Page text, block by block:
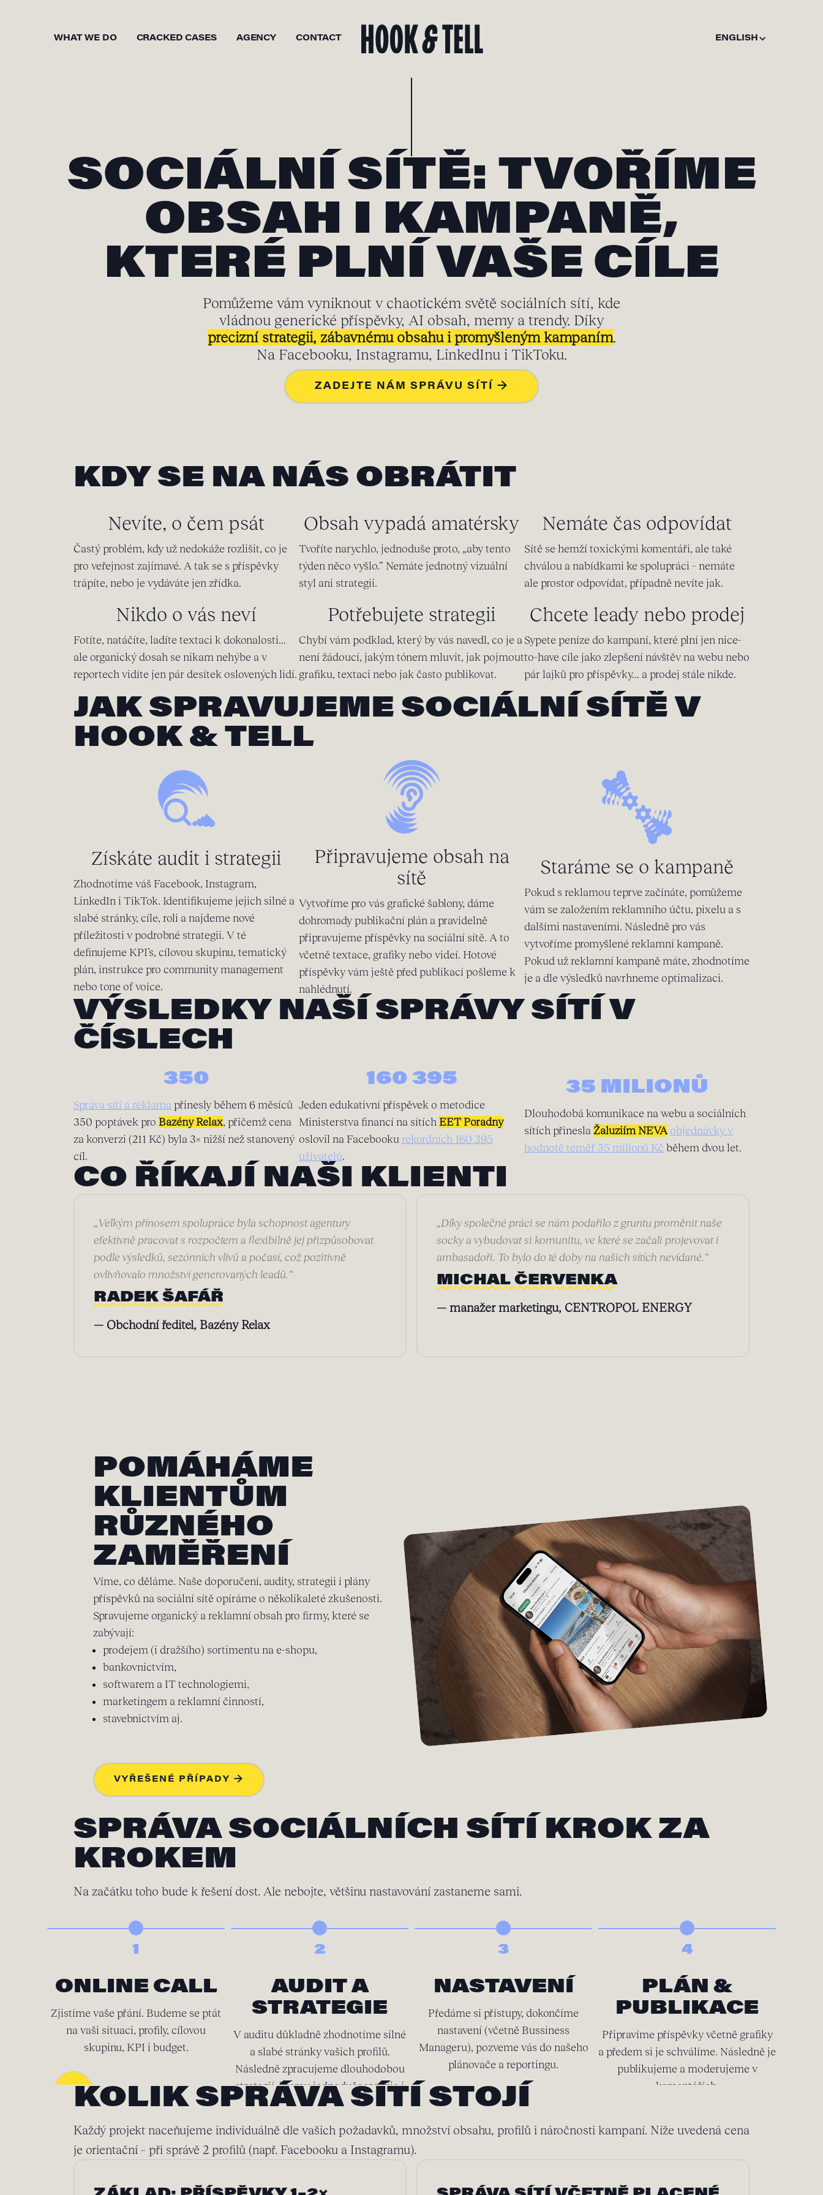
WHAT WE DO CRACKED CASES AGENCY CONTACT ENGLISH
SOCIÁLNÍ SÍTĚ: TVOŘÍME
OBSAH I KAMPANĚ,
KTERÉ PLNÍ VAŠE CÍLE
Pomůžeme vám vyniknout v chaotickém světě sociálních sítí, kde
vládnou generické příspěvky, AI obsah, memy a trendy. Díky
precizní strategii, zábavnému obsahu i promyšleným kampaním.
Na Facebooku, Instagramu, LinkedInu i TikToku.
ZADEJTE NÁM SPRÁVU SÍTÍ →
KDY SE NA NÁS OBRÁTIT
Nevíte, o čem psát
Častý problém, kdy už nedokáže rozlišit, co je
pro veřejnost zajímavé. A tak se s příspěvky
trápíte, nebo je vydáváte jen zřídka.
Obsah vypadá amatérsky
Tvoříte narychlo, jednoduše proto, „aby tento
týden něco vyšlo.“ Nemáte jednotný vizuální
styl ani strategii.
Nemáte čas odpovídat
Sítě se hemží toxickými komentáři, ale také
chválou a nabídkami ke spolupráci – nemáte
ale prostor odpovídat, případně nevíte jak.
Nikdo o vás neví
Fotíte, natáčíte, ladíte textaci k dokonalosti...
ale organický dosah se nikam nehýbe a v
reportech vidíte jen pár desítek oslovených lidí.
Potřebujete strategii
Chybí vám podklad, který by vás navedl, co je a
není žádoucí, jakým tónem mluvit, jak pojmout
grafiku, textaci nebo jak často publikovat.
Chcete leady nebo prodej
Sypete peníze do kampaní, které plní jen nice-
to-have cíle jako zlepšení návštěv na webu nebo
pár lajků pro příspěvky... a prodej stále nikde.
JAK SPRAVUJEME SOCIÁLNÍ SÍTĚ V
HOOK & TELL
Získáte audit i strategii
Zhodnotíme váš Facebook, Instagram,
LinkedIn i TikTok. Identifikujeme jejich silné a
slabé stránky, cíle, roli a najdeme nové
příležitosti v podrobné strategii. V té
definujeme KPI’s, cílovou skupinu, tematický
plán, instrukce pro community management
nebo tone of voice.
Připravujeme obsah na
sítě
Vytvoříme pro vás grafické šablony, dáme
dohromady publikační plán a pravidelně
připravujeme příspěvky na sociální sítě. A to
včetně textace, grafiky nebo videí. Hotové
příspěvky vám ještě před publikací pošleme k
nahlédnutí.
Staráme se o kampaně
Pokud s reklamou teprve začínáte, pomůžeme
vám se založením reklamního účtu, pixelu a s
dalšími nastaveními. Následně pro vás
vytvoříme promyšlené reklamní kampaně.
Pokud už reklamní kampaně máte, zhodnotíme
je a dle výsledků navrhneme optimalizaci.
VÝSLEDKY NAŠÍ SPRÁVY SÍTÍ V
ČÍSLECH
350
Správa sítí a reklama přinesly během 6 měsíců
350 poptávek pro Bazény Relax, přičemž cena
za konverzi (211 Kč) byla 3× nižší než stanovený
cíl.
160 395
Jeden edukativní příspěvek o metodice
Ministerstva financí na sítích EET Poradny
oslovil na Facebooku rekordních 160 395
uživatelů.
35 MILIONŮ
Dlouhodobá komunikace na webu a sociálních
sítích přinesla Žaluziím NEVA objednávky v
hodnotě téměř 35 milionů Kč během dvou let.
CO ŘÍKAJÍ NAŠI KLIENTI
„Velkým přínosem spolupráce byla schopnost agentury
efektivně pracovat s rozpočtem a flexibilně jej přizpůsobovat
podle výsledků, sezónních vlivů a počasí, což pozitivně
ovlivňovalo množství generovaných leadů.“
RADEK ŠAFÁŘ
— Obchodní ředitel, Bazény Relax
„Díky společné práci se nám podařilo z gruntu proměnit naše
socky a vybudovat si komunitu, ve které se začali projevovat i
ambasadoři. To bylo do té doby na našich sítích nevídané.“
MICHAL ČERVENKA
— manažer marketingu, CENTROPOL ENERGY
POMÁHÁME
KLIENTŮM
RŮZNÉHO
ZAMĚŘENÍ
Víme, co děláme. Naše doporučení, audity, strategii i plány
příspěvků na sociální sítě opíráme o několikaleté zkušenosti.
Spravujeme organický a reklamní obsah pro firmy, které se
zabývají:
prodejem (i dražšího) sortimentu na e-shopu,
bankovnictvím,
softwarem a IT technologiemi,
marketingem a reklamní činností,
stavebnictvím aj.
VYŘEŠENÉ PŘÍPADY →
SPRÁVA SOCIÁLNÍCH SÍTÍ KROK ZA
KROKEM
Na začátku toho bude k řešení dost. Ale nebojte, většinu nastavování zastaneme sami.
1
ONLINE CALL
Zjistíme vaše přání. Budeme se ptát
na vaši situaci, profily, cílovou
skupinu, KPI i budget.
2
AUDIT A
STRATEGIE
V auditu důkladně zhodnotíme silné
a slabé stránky vašich profilů.
Následně zpracujeme dlouhodobou
strategií, kterou jednoduše využije i
váš interní tým.
3
NASTAVENÍ
Předáme si přístupy, dokončíme
nastavení (včetně Bussiness
Manageru), pozveme vás do našeho
plánovače a reportingu.
4
PLÁN &
PUBLIKACE
Připravíme příspěvky včetně grafiky
a předem si je schválíme. Následně je
publikujeme a moderujeme v
komentářích.
KOLIK SPRÁVA SÍTÍ STOJÍ
Každý projekt naceňujeme individuálně dle vašich požadavků, množství obsahu, profilů i náročnosti kampaní. Níže uvedená cena
je orientační – při správě 2 profilů (např. Facebooku a Instagramu).